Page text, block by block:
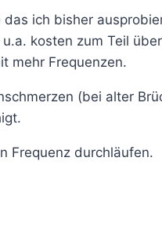
ich bisher
kosten zum Teil
mehr Frequenzen.
(bei alter
Frequenz durchläufen.